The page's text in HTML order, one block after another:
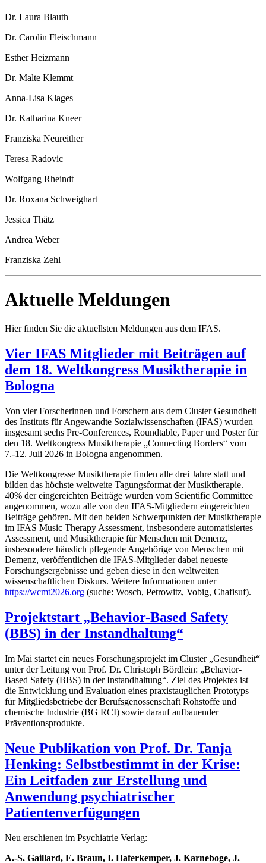
Dr. Laura Blauth
Dr. Carolin Fleischmann
Esther Heizmann
Dr. Malte Klemmt
Anna-Lisa Klages
Dr. Katharina Kneer
Franziska Neureither
Teresa Radovic
Wolfgang Rheindt
Dr. Roxana Schweighart
Jessica Thätz
Andrea Weber
Franziska Zehl
Aktuelle Meldungen
Hier finden Sie die aktuellsten Meldungen aus dem IFAS.
Vier IFAS Mitglieder mit Beiträgen auf
dem 18. Weltkongress Musiktherapie in
Bologna
Von vier Forscherinnen und Forschern aus dem Cluster Gesundheit
des Instituts für Angewandte Sozialwissenschaften (IFAS) wurden
insgesamt sechs Pre-Conferences, Roundtable, Paper und Poster für
den 18. Weltkongress Musiktherapie „Connecting Borders“ vom
7.-12. Juli 2026 in Bologna angenommen.
Die Weltkongresse Musiktherapie finden alle drei Jahre statt und
bilden das höchste weltweite Tagungsformat der Musiktherapie.
40% der eingereichten Beiträge wurden vom Scientific Committee
angenommen, wozu alle von den IFAS-Mitgliedern eingereichten
Beiträge gehören. Mit den beiden Schwerpunkten der Musiktherapie
im IFAS Music Therapy Assessment, insbesondere automatisiertes
Assessment, und Musiktherapie für Menschen mit Demenz,
insbesondere häuslich pflegende Angehörige von Menschen mit
Demenz, veröffentlichen die IFAS-Mitglieder dabei neueste
Forschungsergebnisse und geben diese in den weltweiten
wissenschaftlichen Diskurs. Weitere Informationen unter
https://wcmt2026.org (suche: Wosch, Petrowitz, Vobig, Chafisuf).
Projektstart „Behavior-Based Safety
(BBS) in der Instandhaltung“
Im Mai startet ein neues Forschungsprojekt im Cluster „Gesundheit“
unter der Leitung von Prof. Dr. Christoph Bördlein: „Behavior-
Based Safety (BBS) in der Instandhaltung“. Ziel des Projektes ist
die Entwicklung und Evaluation eines praxistauglichen Prototyps
für Mitgliedsbetriebe der Berufsgenossenschaft Rohstoffe und
chemische Industrie (BG RCI) sowie darauf aufbauender
Präventionsprodukte.
Neue Publikation von Prof. Dr. Tanja
Henking: Selbstbestimmt in der Krise:
Ein Leitfaden zur Erstellung und
Anwendung psychiatrischer
Patientenverfügungen
Neu erschienen im Psychiatrie Verlag:
A.-S. Gaillard, E. Braun, I. Haferkemper, J. Karneboge, J.